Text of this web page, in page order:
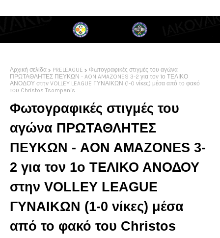
Αρχική σελίδα PRELEAGUE
Φωτογραφικές στιγμές του αγώνα
ΠΡΩΤΑΘΛΗΤΕΣ ΠΕΥΚΩΝ - AON AMAZONES 3-2 για τον 1ο ΤΕΛΙΚΟ
ΑΝΟΔΟΥ στην VOLLEY LEAGUE ΓΥΝΑΙΚΩΝ (1-0 νίκες) μέσα από το φακό
του Christos Tsompanis
Φωτογραφικές στιγμές του
αγώνα ΠΡΩΤΑΘΛΗΤΕΣ
ΠΕΥΚΩΝ - AON AMAZONES 3-
2 για τον 1ο ΤΕΛΙΚΟ ΑΝΟΔΟΥ
στην VOLLEY LEAGUE
ΓΥΝΑΙΚΩΝ (1-0 νίκες) μέσα
από το φακό του Christos